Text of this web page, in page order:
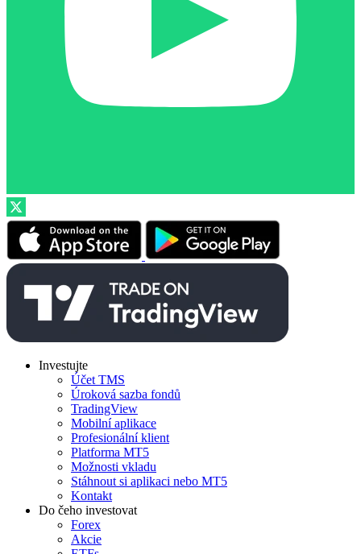
Investujte
Účet TMS
Úroková sazba fondů
TradingView
Mobilní aplikace
Profesionální klient
Platforma MT5
Možnosti vkladu
Stáhnout si aplikaci nebo MT5
Kontakt
Do čeho investovat
Forex
Akcie